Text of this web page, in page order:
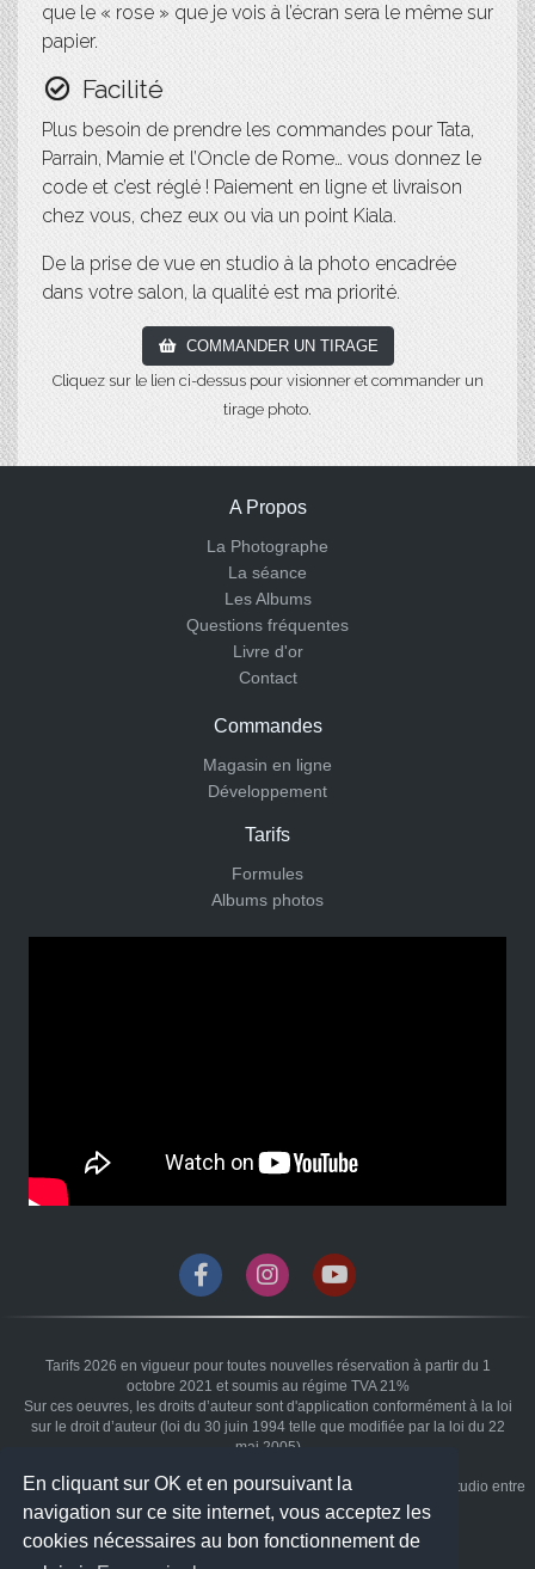
En cliquant sur OK et en poursuivant la
navigation sur ce site internet, vous acceptez les
cookies nécessaires au bon fonctionnement de
que le « rose » que je vois à l’écran sera le même sur
papier.
Facilité
Plus besoin de prendre les commandes pour Tata,
Parrain, Mamie et l’Oncle de Rome… vous donnez le
code et c’est réglé ! Paiement en ligne et livraison
chez vous, chez eux ou via un point Kiala.
De la prise de vue en studio à la photo encadrée
dans votre salon, la qualité est ma priorité.
COMMANDER UN TIRAGE
Cliquez sur le lien ci-dessus pour visionner et commander un
tirage photo.
A Propos
La Photographe
La séance
Les Albums
Questions fréquentes
Livre d'or
Contact
Commandes
Magasin en ligne
Développement
Tarifs
Formules
Albums photos
Tarifs 2026 en vigueur pour toutes nouvelles réservation à partir du 1
octobre 2021 et soumis au régime TVA 21%
Sur ces oeuvres, les droits d’auteur sont d'application conformément à la loi
sur le droit d’auteur (loi du 30 juin 1994 telle que modifiée par la loi du 22
mai 2005)
Copyright 2026 Héritage du Temps Photographie - Photographe de studio entre
Liège et Namur à Braives.